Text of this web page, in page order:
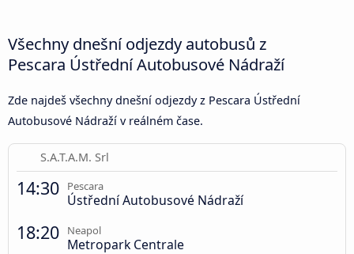
Všechny dnešní odjezdy autobusů z
Pescara Ústřední Autobusové Nádraží
Zde najdeš všechny dnešní odjezdy z Pescara Ústřední
Autobusové Nádraží v reálném čase.
S.A.T.A.M. Srl
14:30 Pescara
Ústřední Autobusové Nádraží
18:20 Neapol
Metropark Centrale